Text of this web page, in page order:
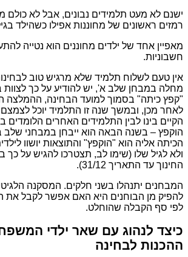
ישנם לא מעט תלמידים נבונים, אבל לא כולם
רמזים ראשונים של מחוננות אפילו כשהילד
מאפיין אחד של ילדים מחוננים הוא נטייה
חשבוניות.
אין טעם לשלוח תלמיד שלא מרגיש טוב
מחלה במבחן שלב א', יש להודיע על כך
"קפץ כיתה" בסמוך למועד הבחינה, ההמלצה
לאחר מכן, ובמשך שנה זו התלמיד יוכל
הקיים בינו לבין התלמידים האחרים הלומדים
הוקפץ – בשנה הבאה הוא ייבחן במבחני
הכיתה אליה הוא "הוקפץ" והתוצאות יושוו
ולא לגיל שלו (שימו לב, תצטרכו להגיש על
החינוך עד התאריך 31/12).
המבחנים יתנהלו בשני חלקים. המסקנה
להפיק מן הבוחנים היא האם אפשר לקבל את
לפי סף הקבלה שהוחלט.
כיצד לנהוג עם שאר ילדי
ההכנות לבחינה